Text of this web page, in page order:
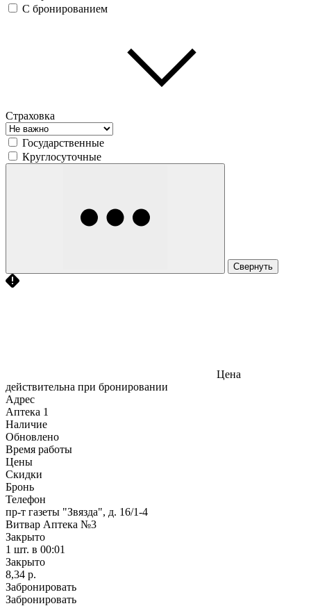
С бронированием
Страховка
Государственные
Круглосуточные
Свернуть
Цена
действительна при бронировании
Адрес
Аптека 1
Наличие
Обновлено
Время работы
Цены
Скидки
Бронь
Телефон
пр-т газеты "Звязда", д. 16/1-4
Витвар Аптека №3
Закрыто
1 шт. в 00:01
Закрыто
8,34 р.
Забронировать
Забронировать